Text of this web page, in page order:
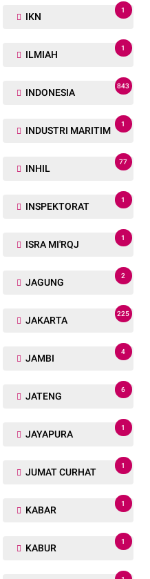
IKN
1
ILMIAH
1
INDONESIA
843
INDUSTRI MARITIM
1
INHIL
77
INSPEKTORAT
1
ISRA MI'RQJ
1
JAGUNG
2
JAKARTA
225
JAMBI
4
JATENG
6
JAYAPURA
1
JUMAT CURHAT
1
KABAR
1
KABUR
1